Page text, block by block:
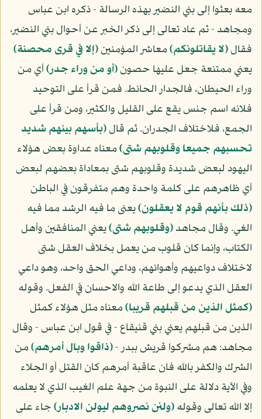
معه بعثوا إلى بني النضير بهذه الرسالة - ذكره ابن عباس
ومجاهد - ثم عاد تعالى إلى ذكر الخبر عن أحوال بني النضير،
فقال(لا يقاتلونكم)معاشر المؤمنين(إلا في قرى محصنة)
يعني ممتنعة جعل عليها حصون(أو من وراء جدر)أي من
وراء الحيطان، فالجدار الحائط. فمن قرأ على التوحيد
فلانه اسم جنس يقع على القليل والكثير، ومن قرأ على
الجمع، فلاختلاف الجدران. ثم قال(بأسهم بينهم شديد
تحسبهم جميعا وقلوبهم شتى)معناه عداوة بعض هؤلاء
اليهود لبعض شديدة وقلوبهم شتى بمعاداة بعضهم لبعض
أي ظاهرهم على كلمة واحدة وهم متفرقون في الباطن
(ذلك بأنهم قوم لا يعقلون)يعنى ما فيه الرشد مما فيه
الغي. وقال مجاهد(وقلوبهم شتى)يعني المنافقين وأهل
الكتاب، وإنما كان قلوب من يعمل بخلاف العقل شتى
لاختلاف دواعيهم وأهوائهم، وداعي الحق واحد، وهو داعي
العقل الذي يدعو إلى طاعة الله والاحسان في الفعل. وقوله
(كمثل الذين من قبلهم قريبا)معناه مثل هؤلاء كمثل
الذين من قبلهم يعني بني قنيقاع - في قول ابن عباس - وقال
مجاهد: هم مشركوا قريش ببدر -(ذاقوا وبال أمرهم)من
الشرك والكفر بالله فان عاقبة أمرهم كان القتل أو الجلاء
وفي الآية دلالة على النبوة من جهة علم الغيب الذي لا يعلمه
إلا الله تعالى وقوله(ولئن نصروهم ليولن الادبار)جاء على